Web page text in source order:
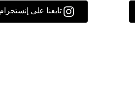
تابعنا على إنستجرام